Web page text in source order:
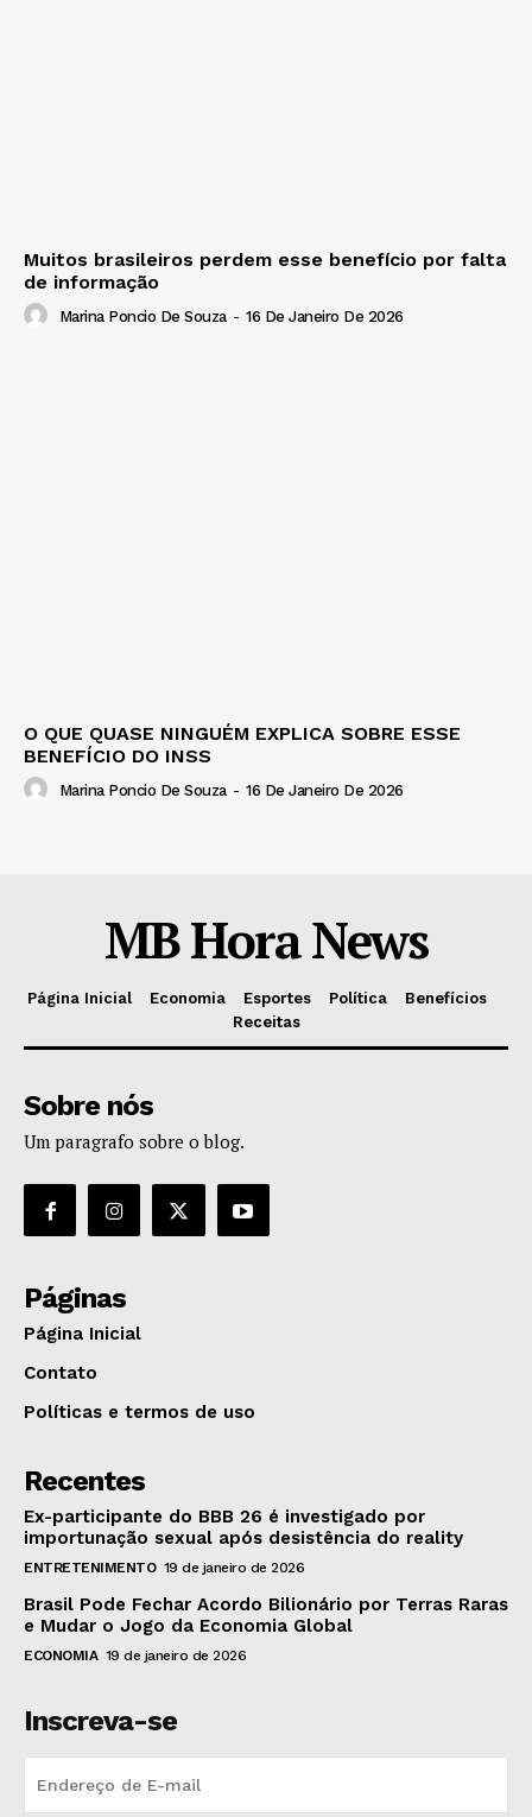
Muitos brasileiros perdem esse benefício por falta
de informação
Marina Poncio De Souza - 16 De Janeiro De 2026
O QUE QUASE NINGUÉM EXPLICA SOBRE ESSE
BENEFÍCIO DO INSS
Marina Poncio De Souza - 16 De Janeiro De 2026
MB Hora News
Página Inicial Economia Esportes Política
Benefícios
Receitas
Sobre nós
Um paragrafo sobre o blog.
Páginas
Página Inicial
Contato
Políticas e termos de uso
Recentes
Ex-participante do BBB 26 é investigado por
importunação sexual após desistência do reality
ENTRETENIMENTO 19 de janeiro de 2026
Brasil Pode Fechar Acordo Bilionário por Terras Raras
e Mudar o Jogo da Economia Global
ECONOMIA 19 de janeiro de 2026
Inscreva-se